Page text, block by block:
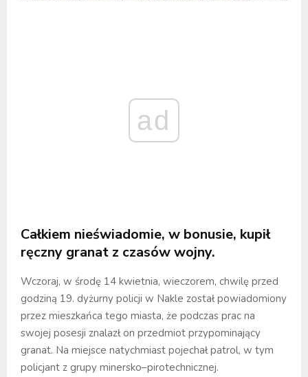
ad
Całkiem nieświadomie, w bonusie, kupił
ręczny granat z czasów wojny.
Wczoraj, w środę 14 kwietnia, wieczorem, chwilę przed
godziną 19. dyżurny policji w Nakle został powiadomiony
przez mieszkańca tego miasta, że podczas prac na
swojej posesji znalazł on przedmiot przypominający
granat. Na miejsce natychmiast pojechał patrol, w tym
policjant z grupy minersko–pirotechnicznej.